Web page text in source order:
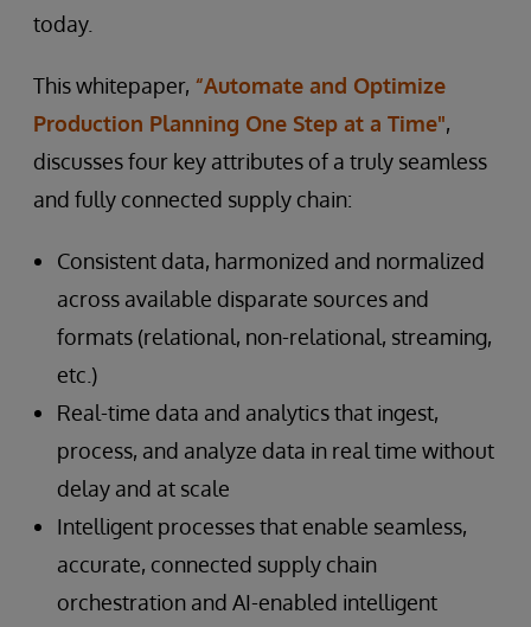
today.
This whitepaper, “Automate and Optimize
Production Planning One Step at a Time",
discusses four key attributes of a truly seamless
and fully connected supply chain:
Consistent data, harmonized and normalized
across available disparate sources and
formats (relational, non-relational, streaming,
etc.)
Real-time data and analytics that ingest,
process, and analyze data in real time without
delay and at scale
Intelligent processes that enable seamless,
accurate, connected supply chain
orchestration and AI-enabled intelligent